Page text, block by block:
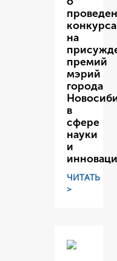
конкурса
на
премий
мэрий
города
в
сфере
науки
и
ЧИТАТЬ
>